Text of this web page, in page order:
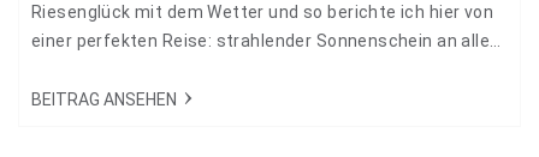
Riesenglück mit dem Wetter und so berichte ich hier von
einer perfekten Reise: strahlender Sonnenschein an allen
BEITRAG ANSEHEN